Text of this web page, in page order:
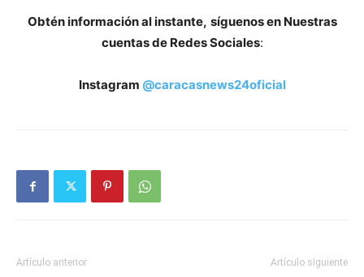
Obtén información al instante, síguenos en Nuestras
cuentas de Redes Sociales:
Instagram @caracasnews24oficial
Artículo anterior Artículo siguiente